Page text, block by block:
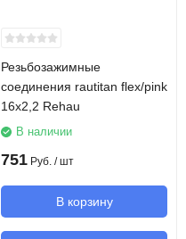
Резьбозажимные
соединения rautitan flex/pink
16х2,2 Rehau
В наличии
751 Руб. / шт
В корзину